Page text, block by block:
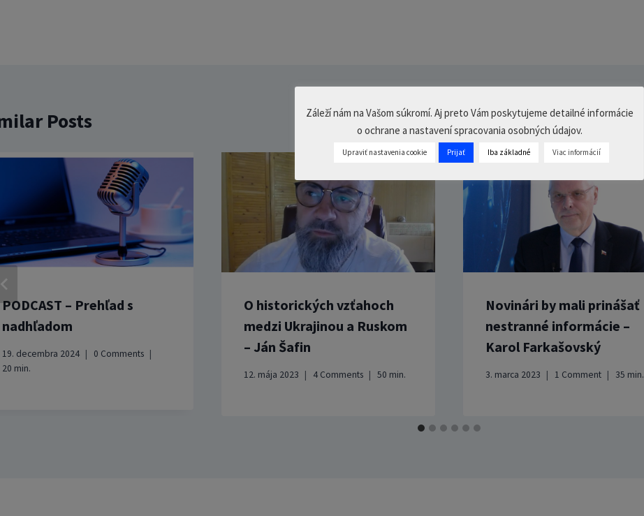
Posts
PODCAST – Prehľad s
nadhľadom
19. decembra 2024
0 Comments
20 min.
O historických vzťahoch
medzi Ukrajinou a Ruskom
– Ján Šafin
12. mája 2023 4 Comments 50 min.
Novinári by mali prinášať
nestranné informácie –
Karol Farkašovský
3. marca 2023 1 Comment 35 min.
Záleží nám na Vašom súkromí. Aj preto Vám poskytujeme detailné informácie
o ochrane a nastavení spracovania osobných údajov.
Upraviť nastavenia cookie Prijať Iba základné Viac informácií